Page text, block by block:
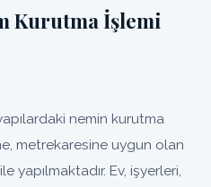
Kurutma İşlemi
nemin kurutma
metrekaresine uygun olan
yapılmaktadır. Ev, işyerleri,